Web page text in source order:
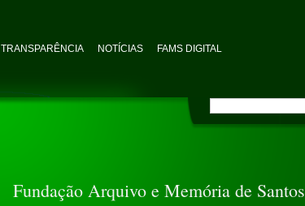
TRANSPARÊNCIA NOTÍCIAS FAMS DIGITAL
Fundação Arquivo e Memória de Santos